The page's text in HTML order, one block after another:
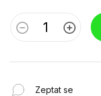
Zeptat se